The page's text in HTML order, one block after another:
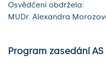
Osvědčení obdržela:
MUDr. Alexandra
Program zasedání AS